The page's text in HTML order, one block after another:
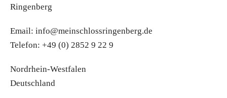
Ringenberg
Email: info@meinschlossringenberg.de
Telefon: +49 (0) 2852 9 22 9
Nordrhein-Westfalen
Deutschland